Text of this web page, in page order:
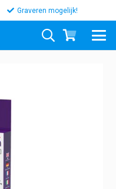
Graveren mogelijk!